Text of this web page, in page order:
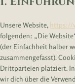
Unsere Website, https://
folgenden: „Die
(der Einfachheit halber
zusammengefasst).
Drittparteien platziert.
wir dich über die